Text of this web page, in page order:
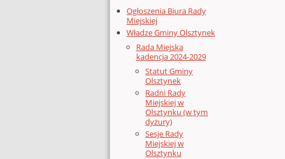
Ogłoszenia Biura Rady
Miejskiej
Władze Gminy Olsztynek
Rada Miejska
kadencja 2024-2029
Statut Gminy
Olsztynek
Radni Rady
Miejskiej w
Olsztynku (w tym
dyżury)
Sesje Rady
Miejskiej w
Olsztynku